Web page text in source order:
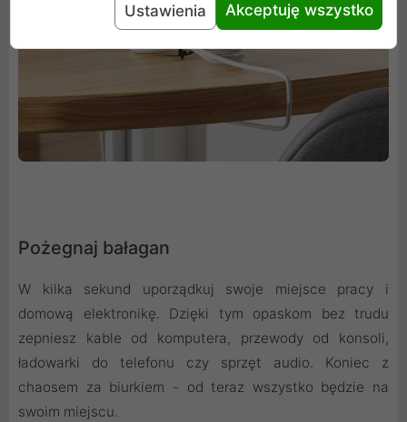
Pożegnaj bałagan
W kilka sekund uporządkuj swoje miejsce pracy i
domową elektronikę. Dzięki tym opaskom bez trudu
zepniesz kable od komputera, przewody od konsoli,
ładowarki do telefonu czy sprzęt audio. Koniec z
chaosem za biurkiem - od teraz wszystko będzie na
swoim miejscu.
Ustawienia Akceptuję wszystko